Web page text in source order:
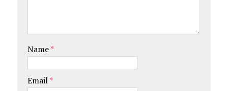
Name*
Email*